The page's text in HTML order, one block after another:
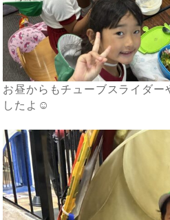
お昼からもチューブスライダー
したよ☺️